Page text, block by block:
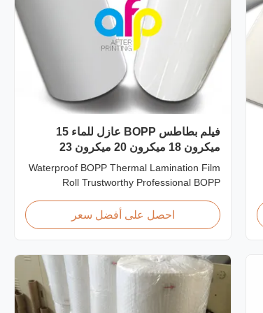
فيلم بطاطس BOPP عازل للماء 15
ميكرون 18 ميكرون 20 ميكرون 23
ميكرون 25 ميكرون
Waterproof BOPP Thermal Lamination Film
Roll Trustworthy Professional BOPP
professional manufacturer and supplier of
BOPP thermal roll laminating film, we have
produce high-quality roll laminating film
using 8 high...
احصل على أفضل سعر